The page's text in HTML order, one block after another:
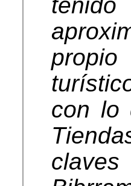
con lo